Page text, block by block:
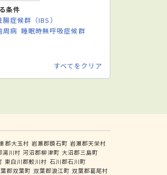
条件
症候群（IBS）
周病 睡眠時無呼吸症候群
すべてをクリア
郡大玉村 岩瀬郡鏡石町 岩瀬郡天栄村
湯川村 河沼郡柳津町 大沼郡三島町
東白川郡鮫川村 石川郡石川町
郡双葉町 双葉郡浪江町 双葉郡葛尾村